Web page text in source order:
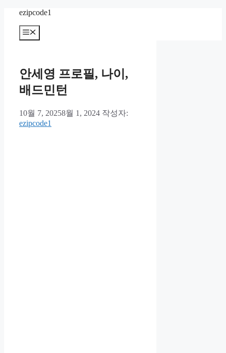
ezipcode1
메
뉴
안세영 프로필, 나이,
배드민턴
10월 7, 20258월 1, 2024 작성자:
ezipcode1